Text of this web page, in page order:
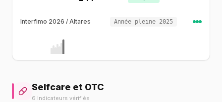
Interfimo 2026 / Altares Année pleine 2025
Selfcare et OTC
6 indicateurs vérifiés